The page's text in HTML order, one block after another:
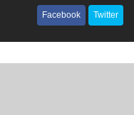
Facebook Twitter